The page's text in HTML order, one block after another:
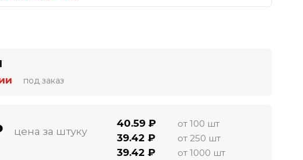
под заказ
цена за штуку
40.59 ₽ от 100 шт
39.42 ₽ от 250 шт
39.42 ₽ от 1000 шт